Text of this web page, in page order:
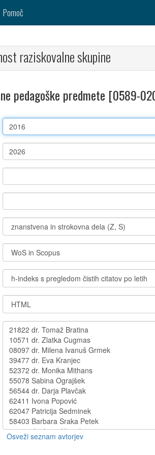
Pomoč
raziskovalne skupine
pedagoške predmete [0589-